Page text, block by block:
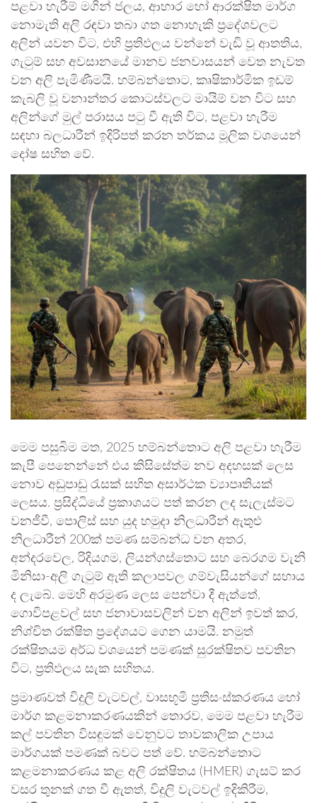
පළවා හැරීම් මගින් ජලය, ආහාර හෝ ආරක්ෂිත මාර්ග
නොමැති අලි රඳවා තබා ගත නොහැකි ප්‍රදේශවලට
අලින් යවන විට, එහි ප්‍රතිඵලය වන්නේ වැඩි වූ ආතතිය,
ගැටුම් සහ අවසානයේ මානව ජනවාසයන් වෙත නැවත
වන අලි පැමිණීමයි. හම්බන්තොට, කෘෂිකාර්මික ඉඩම්
කැබලි වූ වනාන්තර කොටස්වලට මායිම් වන විට සහ
අලින්ගේ මුල් පරාසය පටු වී ඇති විට, පළවා හැරීම
සඳහා බලධාරීන් ඉදිරිපත් කරන තර්කය මූලික වශයෙන්
දෝෂ සහිත වේ.
මෙම පසුබිම මත, 2025 හම්බන්තොට අලි පළවා හැරීම
කැපී පෙනෙන්නේ එය කිසිසේත්ම නව අදහසක් ලෙස
නොව අඩුපාඩු රැසක් සහිත අසාර්ථක ව්‍යාපෘතියක්
ලෙසය. ප්‍රසිද්ධියේ ප්‍රකාශයට පත් කරන ලද සැලැස්මට
වනජීවී, පොලිස් සහ යුද හමුදා නිලධාරීන් ඇතුළු
නිලධාරීන් 200ක් පමණ සම්බන්ධ වන අතර,
අන්දරවෙල, රිදියගම, ලියන්ගස්තොට සහ බෙරගම වැනි
මිනිසා-අලි ගැටුම් ඇති කලාපවල ගම්වැසියන්ගේ සහාය
ද ලැබේ. මෙහි අරමුණ ලෙස පෙන්වා දී ඇත්තේ,
ගොවිපළවල් සහ ජනාවාසවලින් වන අලින් ඉවත් කර,
නිශ්චිත රක්ෂිත ප්‍රදේශයට ගෙන යාමයි. නමුත්
රක්ෂිතයම අර්ධ වශයෙන් පමණක් සුරක්ෂිතව පවතින
විට, ප්‍රතිඵලය සැක සහිතය.
ප්‍රමාණවත් විදුලි වැටවල්, වාසභූමි ප්‍රතිසංස්කරණය හෝ
මාර්ග කළමනාකරණයකින් තොරව, මෙම පළවා හැරීම
කල් පවතින විසඳුමක් වෙනුවට තාවකාලික උපාය
මාර්ගයක් පමණක් බවට පත් වේ. හම්බන්තොට
කළමනාකරණය කළ අලි රක්ෂිතය (HMER) ගැසට් කර
වසර තුනක් ගත වී ඇතත්, විදුලි වැටවල් ඉදිකිරීම,